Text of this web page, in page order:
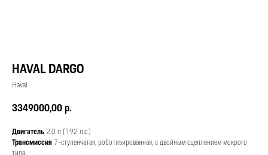
HAVAL DARGO
Haval
3349000,00р.
Двигатель2.0 л (192 л.с.)
Трансмиссия7-ступенчатая, роботизированная, с двойным сцеплением мокрого